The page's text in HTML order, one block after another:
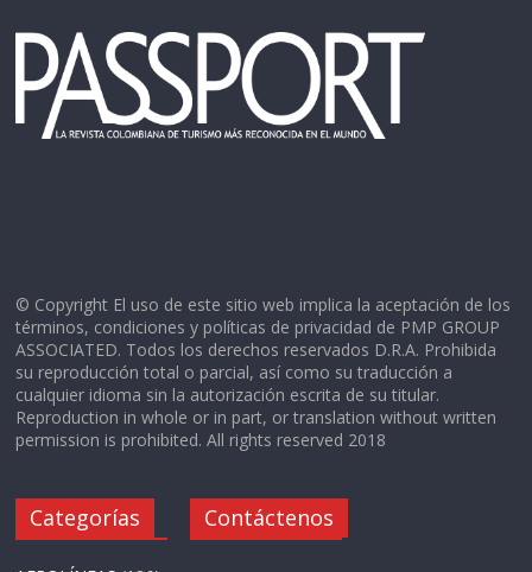
© Copyright El uso de este sitio web implica la aceptación de los
términos, condiciones y políticas de privacidad de PMP GROUP
ASSOCIATED. Todos los derechos reservados D.R.A. Prohibida
su reproducción total o parcial, así como su traducción a
cualquier idioma sin la autorización escrita de su titular.
Reproduction in whole or in part, or translation without written
permission is prohibited. All rights reserved 2018
Categorías Contáctenos